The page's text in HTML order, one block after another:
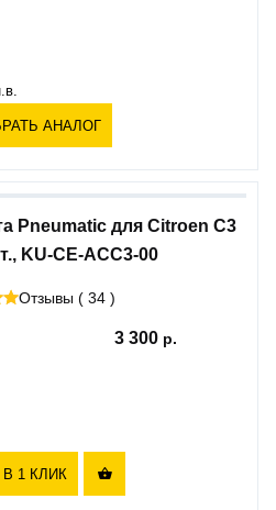
АНАЛОГ
Pneumatic для Citroen C3
KU-CE-ACC3-00
Отзывы ( 34 )
3 300
В 1 КЛИК 